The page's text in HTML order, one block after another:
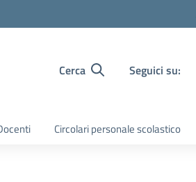
Cerca Seguici su:
Circolari personale scolastico